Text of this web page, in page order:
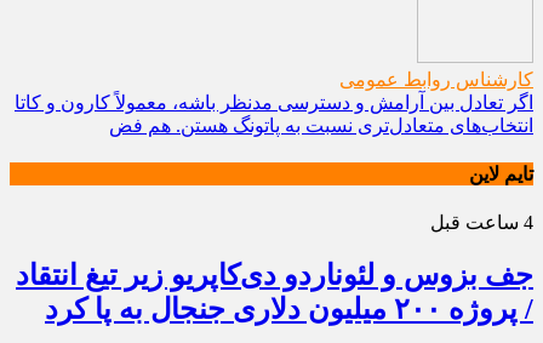
کارشناس روابط عمومی
اگر تعادل بین آرامش و دسترسی مدنظر باشه، معمولاً کارون و کاتا
انتخاب‌های متعادل‌تری نسبت به پاتونگ هستن. هم فض
تایم لاین
4 ساعت قبل
جف بزوس و لئوناردو دی‌کاپریو زیر تیغ انتقاد
/ پروژه ۲۰۰ میلیون دلاری جنجال به پا کرد